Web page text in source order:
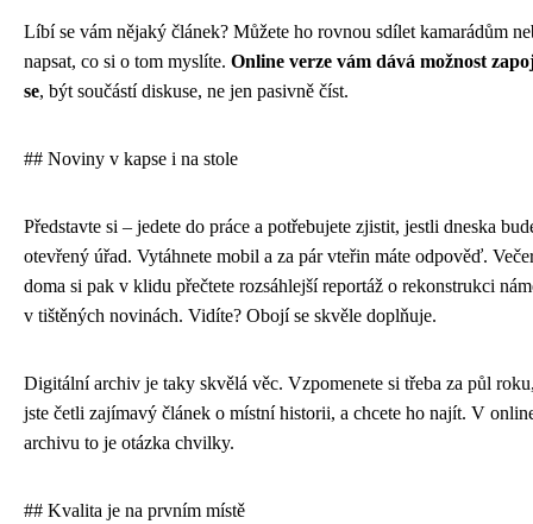
Líbí se vám nějaký článek? Můžete ho rovnou sdílet kamarádům
napsat, co si o tom myslíte. Online verze vám dává možnost
se, být součástí diskuse, ne jen pasivně číst.
## Noviny v kapse i na stole
Představte si – jedete do práce a potřebujete zjistit, jestli dneska
otevřený úřad. Vytáhnete mobil a za pár vteřin máte odpověď.
doma si pak v klidu přečtete rozsáhlejší reportáž o rekonstrukci
v tištěných novinách. Vidíte? Obojí se skvěle doplňuje.
Digitální archiv je taky skvělá věc. Vzpomenete si třeba za půl
jste četli zajímavý článek o místní historii, a chcete ho najít. V
archivu to je otázka chvilky.
## Kvalita je na prvním místě